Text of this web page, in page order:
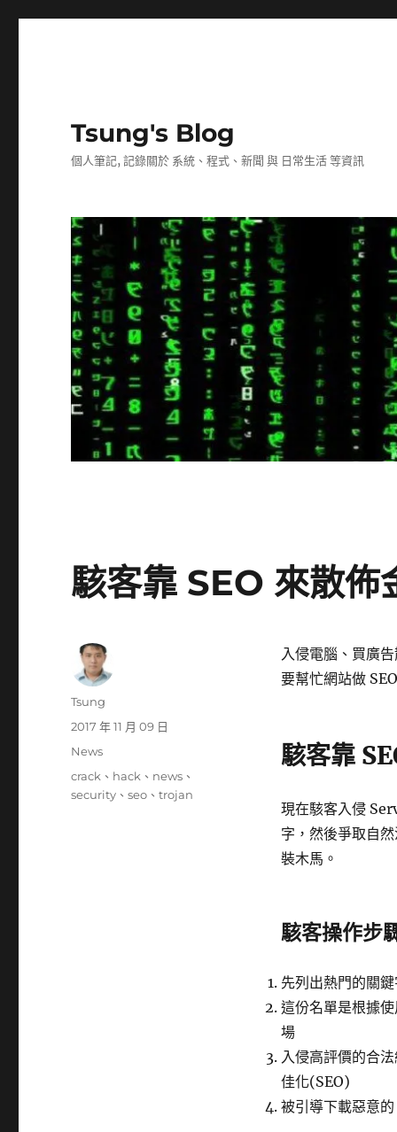
Tsung's Blog
個人筆記, 記錄關於 系統、程式、新聞 與 日常生活 等資訊
駭客靠 SEO 來散佈
入侵電腦、買廣
要幫忙網站做
駭客靠
現在駭客入侵
字，然後爭取自
裝木馬。
駭客操作步
先列出熱門的關
這份名單是根據
場
入侵高評價的合
佳化(SEO)
被引導下載惡意
作
Tsung
發
期:
2017 年 11 月 09 日
分
News
標
籤
crack 、 hack 、 news 、
security 、seo 、trojan